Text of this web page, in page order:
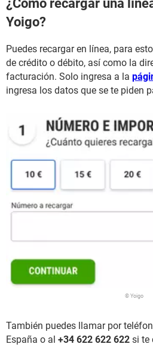
¿Cómo recargar una
Yoigo?
Puedes recargar en línea, para
de crédito o débito, así como la
facturación. Solo ingresa a la
ingresa los datos que se te piden
© Yoigo
También puedes llamar por
España o al +34 622 622 622 si te